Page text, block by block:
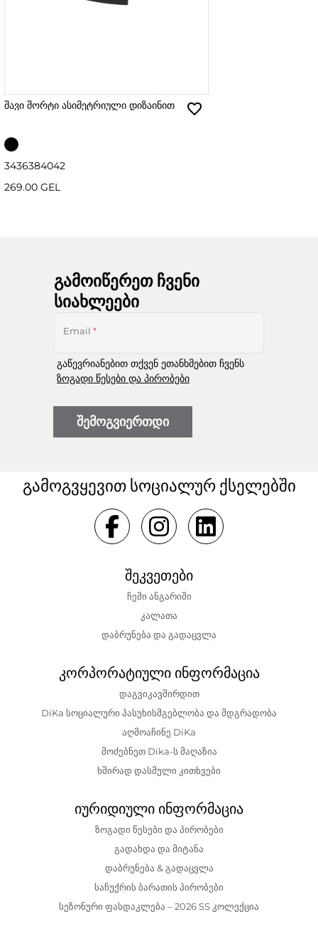
შავი შორტი ასიმეტრიული დიზაინით
3436384042
269.00 GEL
გამოიწერეთ ჩვენი
სიახლეები
Email *
გაწევრიანებით თქვენ ეთანხმებით ჩვენს
ზოგადი წესები და პირობები
შემოგვიერთდი
გამოგვყევით სოციალურ ქსელებში
შეკვეთები
ჩემი ანგარიში
კალათა
დაბრუნება და გადაცვლა
კორპორატიული ინფორმაცია
დაგვიკავშირდით
DiKa სოციალური პასუხისმგებლობა და მდგრადობა
აღმოაჩინე DiKa
მოძებნეთ Dika-ს მაღაზია
ხშირად დასმული კითხვები
იურიდიული ინფორმაცია
ზოგადი წესები და პირობები
გადახდა და მიტანა
დაბრუნება & გადაცვლა
საჩუქრის ბარათის პირობები
სეზონური ფასდაკლება – 2026 SS კოლექცია